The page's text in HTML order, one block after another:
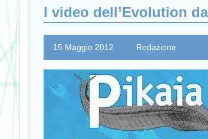
I video dell’Evolution
15 Maggio 2012 Redazione